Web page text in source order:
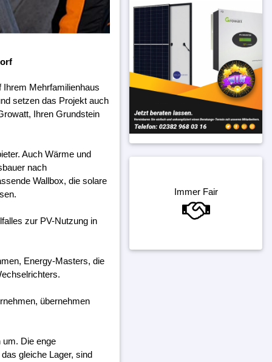
Ihrem Mehrfamilienhaus
setzen das Projekt auch
Ihren Grundstein
Auch Wärme und
nach
Wallbox, die solare
zur PV-Nutzung in
Energy-Masters, die
übernehmen
um. Die enge
gleiche Lager, sind
Immer Fair